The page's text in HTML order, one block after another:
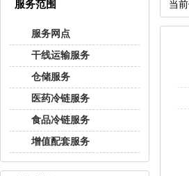
服务范围
服务网点
干线运输服务
仓储服务
医药冷链服务
食品冷链服务
增值配套服务
当前